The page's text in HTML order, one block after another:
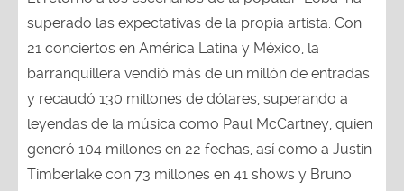
superado las expectativas de la propia artista. Con
21 conciertos en América Latina y México, la
barranquillera vendió más de un millón de entradas
y recaudó 130 millones de dólares, superando a
leyendas de la música como Paul McCartney, quien
generó 104 millones en 22 fechas, así como a Justin
Timberlake con 73 millones en 41 shows y Bruno
Mars con 101 millones en 20 recitales.